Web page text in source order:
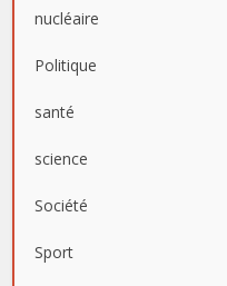
nucléaire
Politique
santé
science
Société
Sport